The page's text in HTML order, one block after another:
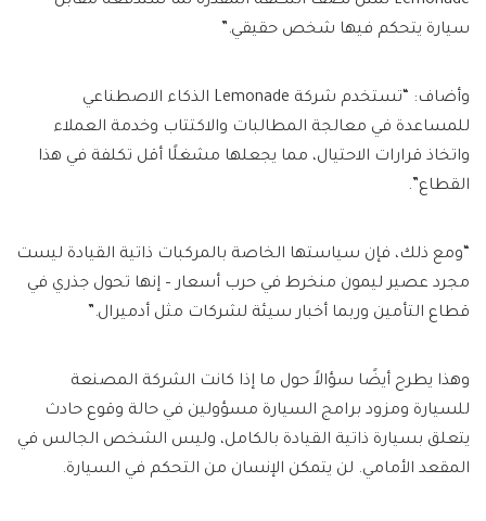
سيارة يتحكم فيها شخص حقيقي.”
وأضاف: “تستخدم شركة Lemonade الذكاء الاصطناعي
للمساعدة في معالجة المطالبات والاكتتاب وخدمة العملاء
واتخاذ قرارات الاحتيال، مما يجعلها مشغلًا أقل تكلفة في هذا
القطاع”.
“ومع ذلك، فإن سياستها الخاصة بالمركبات ذاتية القيادة ليست
مجرد عصير ليمون منخرط في حرب أسعار – إنها تحول جذري في
قطاع التأمين وربما أخبار سيئة لشركات مثل أدميرال.”
وهذا يطرح أيضًا سؤالاً حول ما إذا كانت الشركة المصنعة
للسيارة ومزود برامج السيارة مسؤولين في حالة وقوع حادث
يتعلق بسيارة ذاتية القيادة بالكامل، وليس الشخص الجالس في
المقعد الأمامي. لن يتمكن الإنسان من التحكم في السيارة.